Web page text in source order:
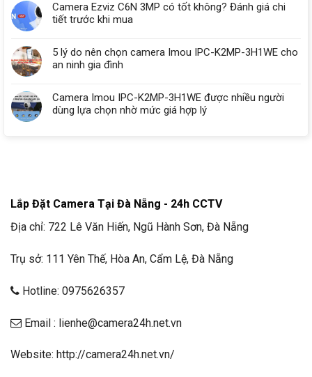
Camera Ezviz C6N 3MP có tốt không? Đánh giá chi
tiết trước khi mua
5 lý do nên chọn camera Imou IPC-K2MP-3H1WE cho
an ninh gia đình
Camera Imou IPC-K2MP-3H1WE được nhiều người
dùng lựa chọn nhờ mức giá hợp lý
Lắp Đặt Camera Tại Đà Nẵng - 24h CCTV
Địa chỉ: 722 Lê Văn Hiến, Ngũ Hành Sơn, Đà Nẵng
Trụ sở: 111 Yên Thế, Hòa An, Cẩm Lệ, Đà Nẵng
Hotline: 0975626357
Email : lienhe@camera24h.net.vn
Website: http://camera24h.net.vn/